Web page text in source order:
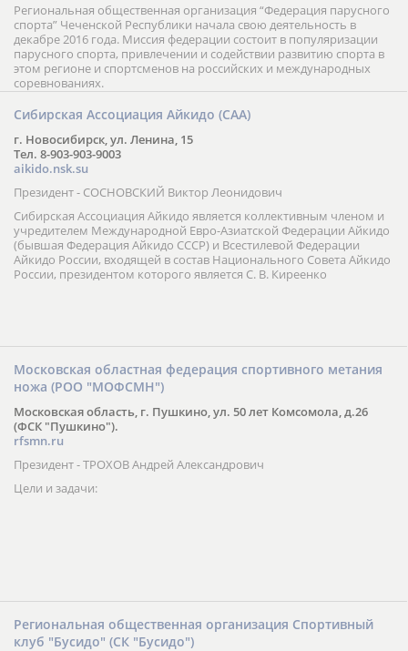
Региональная общественная организация “Федерация парусного
спорта” Чеченской Республики начала свою деятельность в
декабре 2016 года. Миссия федерации состоит в популяризации
парусного спорта, привлечении и содействии развитию спорта в
этом регионе и спортсменов на российских и международных
соревнованиях.
Сибирская Ассоциация Айкидо (САА)
г. Новосибирск, ул. Ленина, 15
Тел. 8-903-903-9003
aikido.nsk.su
Президент - СОСНОВСКИЙ Виктор Леонидович
Сибирская Ассоциация Айкидо является коллективным членом и
учредителем Международной Евро-Азиатской Федерации Айкидо
(бывшая Федерация Айкидо СССР) и Всестилевой Федерации
Айкидо России, входящей в состав Национального Совета Айкидо
России, президентом которого является С. В. Киреенко
Московская областная федерация спортивного метания
ножа (РОО "МОФСМН")
Московская область, г. Пушкино, ул. 50 лет Комсомола, д.26
(ФСК "Пушкино").
rfsmn.ru
Президент - ТРОХОВ Андрей Александрович
Цели и задачи:
Региональная общественная организация Спортивный
клуб "Бусидо" (СК "Бусидо")